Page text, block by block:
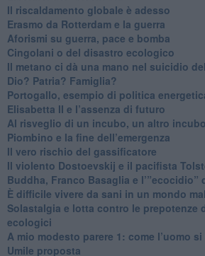
Il riscaldamento globale è adesso
​Erasmo da Rotterdam e la guerra
​Aforismi su guerra, pace e bomba
Cingolani o del disastro ecologico
​Il metano ci dà una mano nel suicidio
​Dio? Patria? Famiglia?
Portogallo, esempio di politica
​Elisabetta II e l’assenza di futuro
Al risveglio di un incubo, un altro
​Piombino e la fine dell’emergenza
​Il vero rischio del gassificatore
​Il violento Dostoevskij e il pacifista
​Buddha, Franco Basaglia e l’”ecocidio”
​È difficile vivere da sani in un mondo
Solastalgia e lotta contro le prepotenze
ecologici
​A mio modesto parere 1: come l’uomo
​Umile proposta